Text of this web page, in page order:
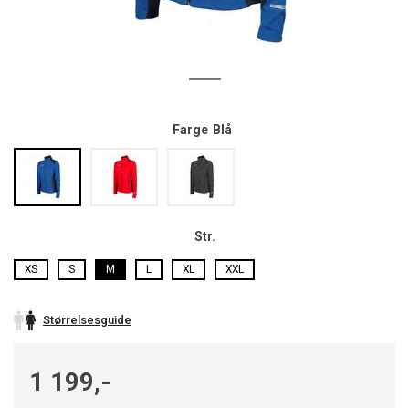
Farge Blå
Str.
XS S M L XL XXL
Størrelsesguide
1 199,-